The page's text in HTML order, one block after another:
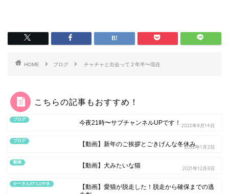
HOME ブログ チャチャと出会って２年半〜現在
こちらの記事もおすすめ！
ブログ 今夜21時〜サブチャンネルUPです！ 2022年8月14日
ブログ 【動画】新年のご挨拶とごきげんな冬休み2022年1月2日
動画 【動画】犬みたいな猫 2021年12月8日
かーさんのつぶやき
【動画】愛猫が脱走した！脱走から確保までの逃